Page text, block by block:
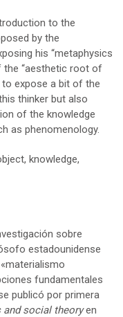
to the
by the
his “metaphysics
the “aesthetic root of
to expose a bit of the
thinker but also
of the knowledge
as phenomenology.
knowledge,
sobre
estadounidense
fundamentales
publicó por primera
social theoryen